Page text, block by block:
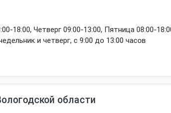
18:00, Четверг 09:00-13:00, Пятница 08:00-
и четверг, с 9:00 до 13:00 часов
портал государственных и муниципальных
дополнительный прием граждан по вопросам
- по четвергам с 14.00 до 18.00.
месяца не оказывает - выходной.
области